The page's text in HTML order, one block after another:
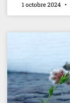
1 octobre 2024